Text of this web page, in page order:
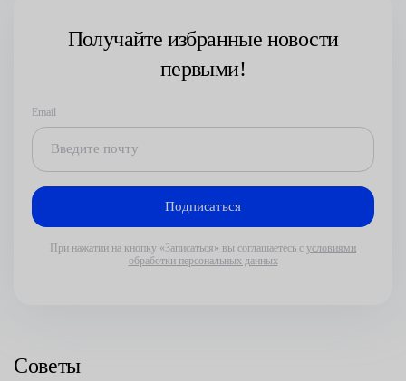
Получайте избранные новости
первыми!
Email
При нажатии на кнопку «Записаться» вы соглашаетесь с условиями
обработки персональных данных
Советы